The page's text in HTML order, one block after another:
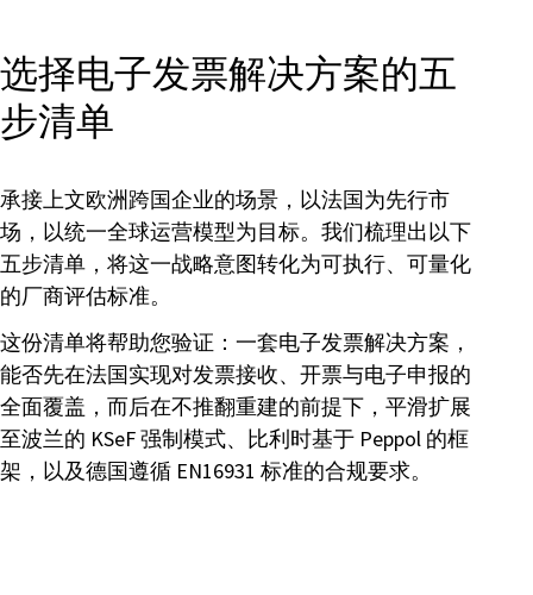
选择电子发票解决方案的五
步清单
承接上文欧洲跨国企业的场景，以法国为先行市
场，以统一全球运营模型为目标。我们梳理出以下
五步清单，将这一战略意图转化为可执行、可量化
的厂商评估标准。
这份清单将帮助您验证：一套电子发票解决方案，
能否先在法国实现对发票接收、开票与电子申报的
全面覆盖，而后在不推翻重建的前提下，平滑扩展
至波兰的 KSeF 强制模式、比利时基于 Peppol 的框
架，以及德国遵循 EN16931 标准的合规要求。